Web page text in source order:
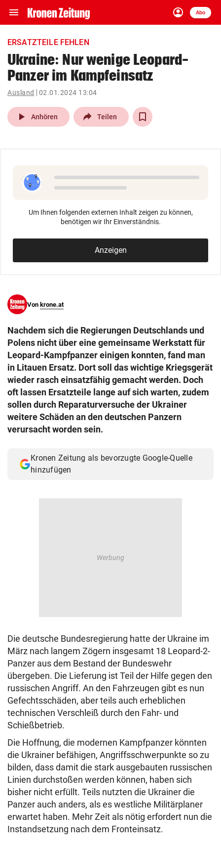
menu Navigation
ein-/ausklappen
account_circle
Anmelden
Abo
close Schließen
account_circle Anmelden
arrow_right
pin_drop
Wien arrow_right
search
eingeben
ERSATZTEILE FEHLEN
Ukraine: Nur wenige Leopard-
Panzer im Kampfeinsatz
Ausland 02.01.2024 13:04
play_arrow Anhören Teilen
Um Ihnen folgenden externen Inhalt zeigen zu können,
benötigen wir Ihr Einverständnis.
Anzeigen
Von krone.at
Nachdem sich die Regierungen Deutschlands und
Polens nicht über eine gemeinsame Werkstatt für
Leopard-Kampfpanzer einigen konnten, fand man
in Litauen Ersatz. Dort soll das wichtige Kriegsgerät
wieder rasch einsatzfähig gemacht werden. Doch
oft lassen Ersatzteile lange auf sich warten, zudem
sollen durch Reparaturversuche der Ukrainer
weitere Schäden an den deutschen Panzern
verursacht worden sein.
Kronen Zeitung als bevorzugte Google-Quelle
hinzufügen
Die deutsche Bundesregierung hatte der Ukraine im
März nach langem Zögern insgesamt 18 Leopard-2-
Panzer aus dem Bestand der Bundeswehr
übergeben. Die Lieferung ist Teil der Hilfe gegen den
russischen Angriff. An den Fahrzeugen gibt es nun
Gefechtsschäden, aber teils auch erheblichen
technischen Verschleiß durch den Fahr- und
Schießbetrieb.
Die Hoffnung, die modernen Kampfpanzer könnten
die Ukrainer befähigen, Angriffsschwerpunkte so zu
bilden, dass damit die stark ausgebauten russischen
Linien durchstoßen werden können, haben sich
bisher nicht erfüllt. Teils nutzten die Ukrainer die
Panzer auch anders, als es westliche Militärplaner
erwartet haben. Mehr Zeit als nötig erfordert nun die
Instandsetzung nach dem Fronteinsatz.